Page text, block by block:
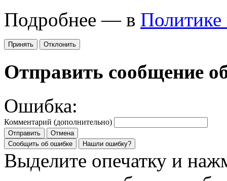
Подробнее — в Политике
Принять Отклонить
Отправить сообщение
Ошибка:
Комментарий (дополнительно)
Отправить
Отмена
Сообщить об ошибке
Нашли ошибку?
Выделите опечатку и